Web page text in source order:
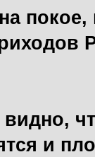
покое,
и